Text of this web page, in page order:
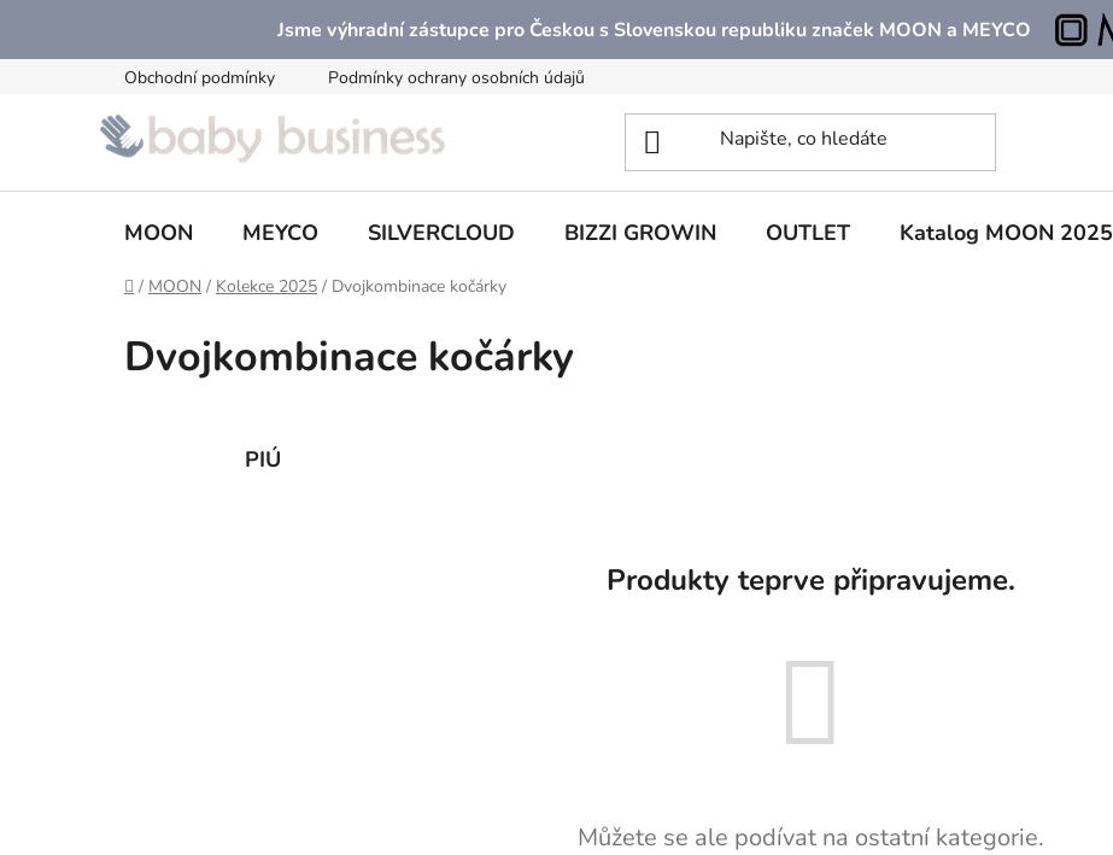
obsah
Jsme výhradní zástupce pro Českou s Slovenskou republiku značek MOON a MEYCO
Obchodní podmínky Podmínky ochrany osobních údajů
MOON MEYCO SILVERCLOUD BIZZI GROWIN OUTLET Katalog MOON 2025
Domů
/ MOON / Kolekce 2025 / Dvojkombinace kočárky
Dvojkombinace kočárky
PIÚ
Produkty teprve připravujeme.
Můžete se ale podívat na ostatní kategorie.